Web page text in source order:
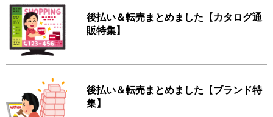
後払い＆転売まとめました【カタログ通
販特集】
後払い＆転売まとめました【ブランド特
集】